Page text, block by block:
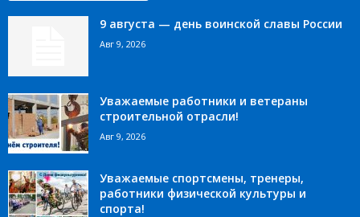
9 августа — день воинской славы России
Авг 9, 2026
Уважаемые работники и ветераны
строительной отрасли!
Авг 9, 2026
Уважаемые спортсмены, тренеры,
работники физической культуры и
спорта!